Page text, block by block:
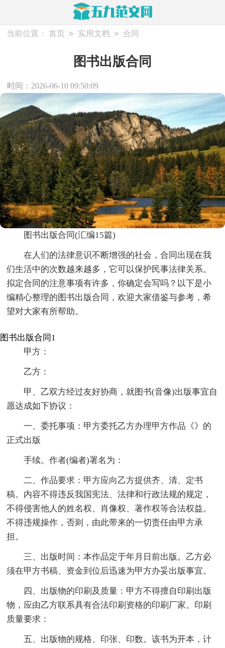
当前位置： 首页 > 实用文档 > 合同
图书出版合同
时间：2026-06-10 09:50:09
图书出版合同(汇编15篇)
在人们的法律意识不断增强的社会，合同出现在我
们生活中的次数越来越多，它可以保护民事法律关系。
拟定合同的注意事项有许多，你确定会写吗？以下是小
编精心整理的图书出版合同，欢迎大家借鉴与参考，希
望对大家有所帮助。
图书出版合同1
甲方：
乙方：
甲、乙双方经过友好协商，就图书(音像)出版事宜自
愿达成如下协议：
一、委托事项：甲方委托乙方办理甲方作品《》的
正式出版
手续。作者(编者)署名为：
二、作品要求：甲方应向乙方提供齐、清、定书
稿。内容不得违反我国宪法、法律和行政法规的规定，
不得侵害他人的姓名权、肖像权、著作权等合法权益。
不得违规操作，否则，由此带来的一切责任由甲方承
担。
三、出版时间：本作品定于年月日前出版。乙方必
须在甲方书稿、资金到位后迅速为甲方办妥出版事宜。
四、出版物的印刷及质量：甲方不得擅自印刷出版
物，应由乙方联系具有合法印刷资格的印刷厂家。印刷
质量要求：
五、出版物的规格、印张、印数。该书为开本，计